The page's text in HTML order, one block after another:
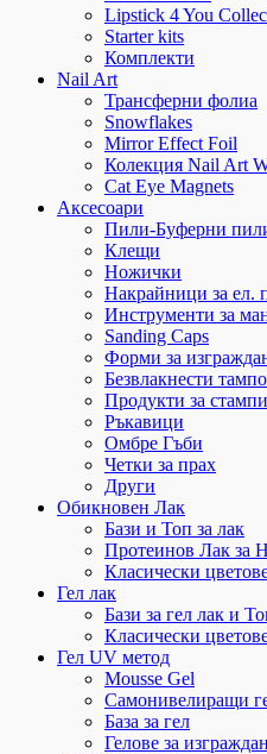
Lipstick 4 You
Starter kits
Комплекти
Nail Art
Трансферни фолиа
Snowflakes
Mirror Effect Foil
Колекция Nail Art
Cat Eye Magnets
Аксесоари
Пили-Буферни
Клещи
Ножички
Накрайници за ел.
Инструменти за
Sanding Caps
Форми за
Безвлакнести
Продукти за
Ръкавици
Омбре Гъби
Четки за прах
Други
Обикновен Лак
Бази и Топ за лак
Протеинов Лак за
Класически
Гел лак
Бази за гел лак и
Класически
Гел UV метод
Mousse Gel
Самонивелиращи
База за гел
Гелове за